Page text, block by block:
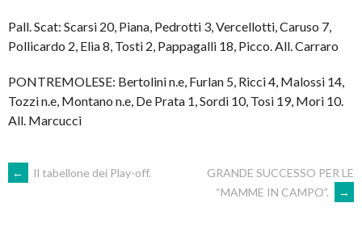
Pall. Scat: Scarsi 20, Piana, Pedrotti 3, Vercellotti, Caruso 7,
Pollicardo 2, Elia 8, Tosti 2, Pappagalli 18, Picco. All. Carraro
PONTREMOLESE: Bertolini n.e, Furlan 5, Ricci 4, Malossi 14,
Tozzi n.e, Montano n.e, De Prata 1, Sordi 10, Tosi 19, Mori 10.
All. Marcucci
POST
← Il tabellone dei Play-off.
GRANDE SUCCESSO PER LE
“MAMME IN CAMPO”.
→